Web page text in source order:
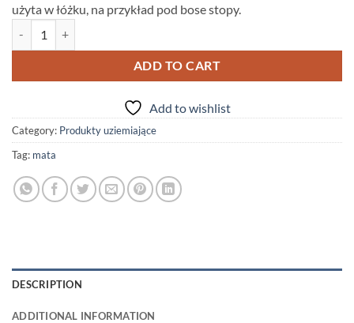
użyta w łóżku, na przykład pod bose stopy.
ADD TO CART
Add to wishlist
Category: Produkty uziemiające
Tag: mata
DESCRIPTION
ADDITIONAL INFORMATION